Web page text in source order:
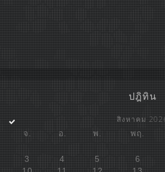
ปฎิทิน
สิงหาคม
จ. อ. พ. พฤ.
3
4 5 6